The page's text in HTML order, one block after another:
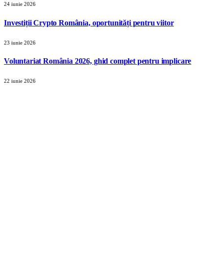
24 iunie 2026
Investiții Crypto România, oportunități pentru viitor
23 iunie 2026
Voluntariat România 2026, ghid complet pentru implicare
22 iunie 2026